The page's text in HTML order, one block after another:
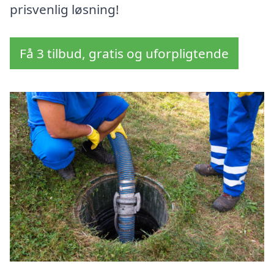
prisvenlig løsning!
Få 3 tilbud, gratis og uforpligtende